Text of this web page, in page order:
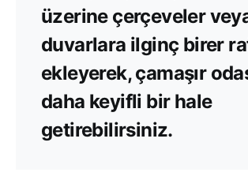
üzerine çerçeveler
duvarlara ilginç birer
ekleyerek, çamaşır
daha keyifli bir hale
getirebilirsiniz.